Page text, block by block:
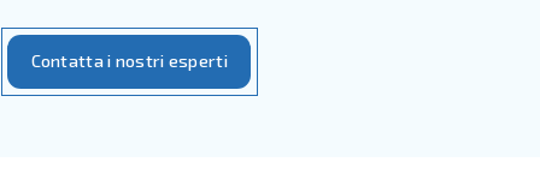
tubazioni dell'aria compressa
Per ridurre l'umidità nei sistemi dell'aria compressa è